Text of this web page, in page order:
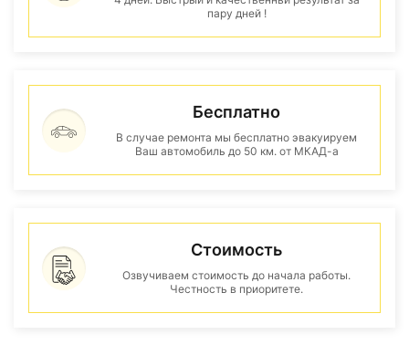
пару дней !
Бесплатно
В случае ремонта мы бесплатно эвакуируем
Ваш автомобиль до 50 км. от МКАД-а
Стоимость
Озвучиваем стоимость до начала работы.
Честность в приоритете.